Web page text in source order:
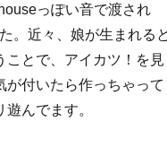
っぽい音で渡され
。近々、娘が生まれる
ことで、アイカツ！を見
付いたら作っちゃって
んでます。